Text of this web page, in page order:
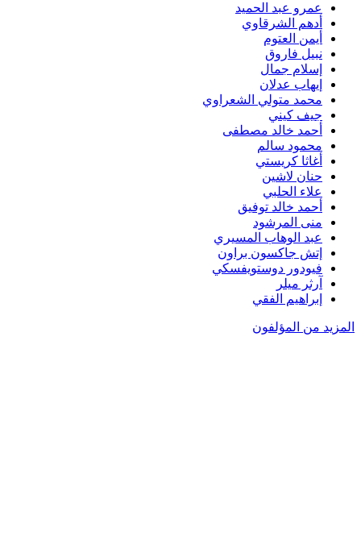
عمرو عبد الحميد
أدهم الشرقاوي
أيمن العتوم
نبيل فاروق
إسلام جمال
إيهاب عدلان
محمد متولي الشعراوي
جيف كيني
أحمد خالد مصطفى
محمود سالم
أغاثا كريستي
حنان لاشين
علاء الحلبي
أحمد خالد توفيق
منى المرشود
عبد الوهاب المسيري
إتش جاكسون براون
فيودور دوستويفسكي
آرثر ميلر
إبراهيم الفقي
المزيد من المؤلفون